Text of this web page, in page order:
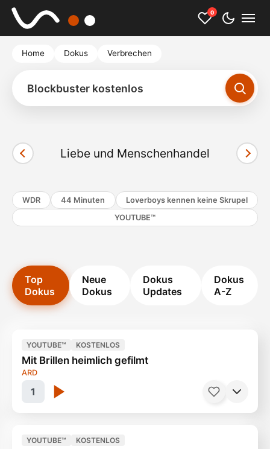
0
Home Dokus Verbrechen
Cookies akzeptieren und Video starten
Liebe und Menschenhandel
WDR 44 Minuten
Loverboys kennen keine Skrupel
YOUTUBE™
Top
Dokus
Neue
Dokus
Dokus
Updates
Dokus
A-Z
1
YOUTUBE™ KOSTENLOS
Mit Brillen heimlich gefilmt
ARD
YOUTUBE™ KOSTENLOS